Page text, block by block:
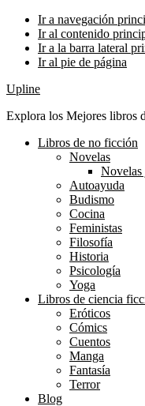
Ir a navegación
Ir al contenido
Ir a la barra lateral
Ir al pie de página
Upline
Explora los Mejores libros
Libros de no ficción
Novelas
Novelas
Autoayuda
Budismo
Cocina
Feministas
Filosofía
Historia
Psicología
Yoga
Libros de ciencia
Eróticos
Cómics
Cuentos
Manga
Fantasía
Terror
Blog